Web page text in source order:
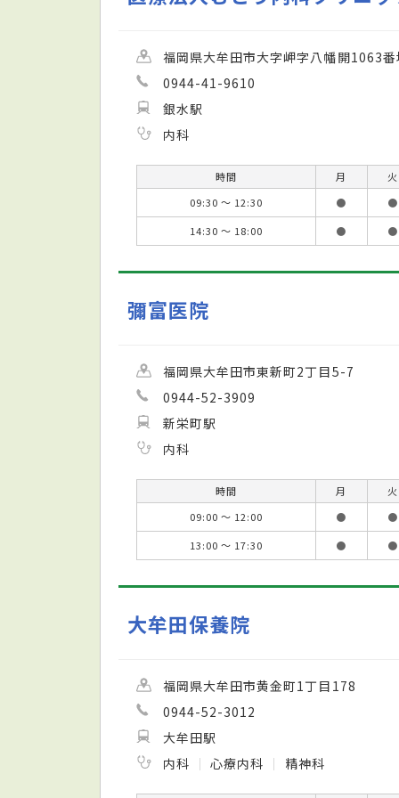
福岡県大牟田市大字岬字八幡開1063番
0944-41-9610
銀水駅
内科
時間 月 火
09:30 ～ 12:30
● ●
14:30 ～ 18:00
● ●
彌富医院
福岡県大牟田市東新町2丁目5-7
0944-52-3909
新栄町駅
内科
時間 月 火
09:00 ～ 12:00
● ●
13:00 ～ 17:30
● ●
大牟田保養院
福岡県大牟田市黄金町1丁目178
0944-52-3012
大牟田駅
内科
心療内科 精神科